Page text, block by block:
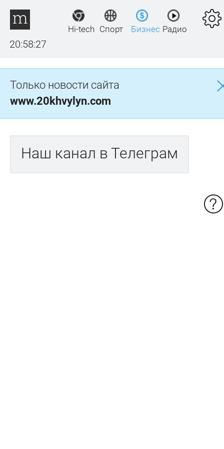
20:58:27
Hi-tech Спорт Бизнес Радио
Только новости сайта
www.20khvylyn.com
Наш канал в Телеграм